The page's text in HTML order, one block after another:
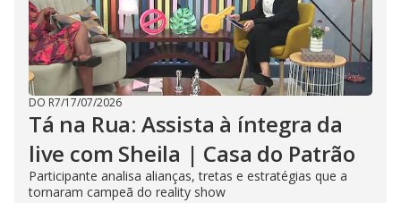
DO R7/17/07/2026
Tá na Rua: Assista à íntegra da
live com Sheila | Casa do Patrão
Participante analisa alianças, tretas e estratégias que a
tornaram campeã do reality show